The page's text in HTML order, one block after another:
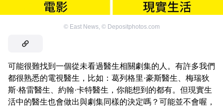
© East News, © Depositphotos.com
可能很難找到一個從未看過醫生相關劇集的人。有許多我們
都很熟悉的電視醫生，比如：葛列格里·豪斯醫生、梅瑞狄
斯·格雷醫生、約翰·卡特醫生，你能想到的都有。但現實生
活中的醫生也會做出與劇集同樣的決定嗎？可能並不會喔，